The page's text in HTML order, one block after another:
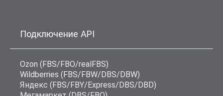
Подключение API
Ozon (FBS/FBO/realFBS)
Wildberries (FBS/FBW/DBS/DBW)
Яндекс (FBS/FBY/Express/DBS/DBD)